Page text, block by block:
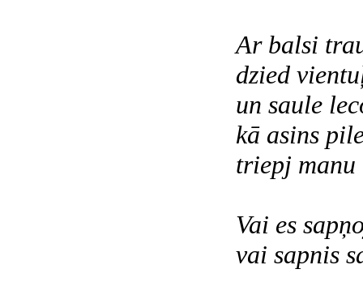
Ar balsi
dzied
un saule
kā asins
triepj manu
Vai es
vai sapnis